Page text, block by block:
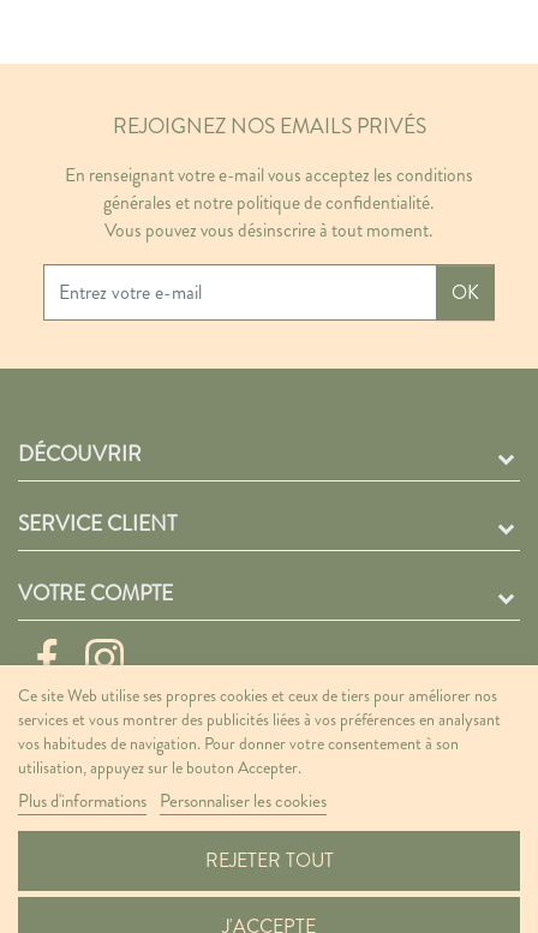
REJOIGNEZ NOS EMAILS PRIVÉS
En renseignant votre e-mail vous acceptez les conditions
générales et notre politique de confidentialité.
Vous pouvez vous désinscrire à tout moment.
OK
DÉCOUVRIR
SERVICE CLIENT
VOTRE COMPTE
Ce site Web utilise ses propres cookies et ceux de tiers pour améliorer nos
services et vous montrer des publicités liées à vos préférences en analysant
vos habitudes de navigation. Pour donner votre consentement à son
utilisation, appuyez sur le bouton Accepter.
Plus d'informations Personnaliser les cookies
REJETER TOUT
J'ACCEPTE
© 2026 - Bochiro